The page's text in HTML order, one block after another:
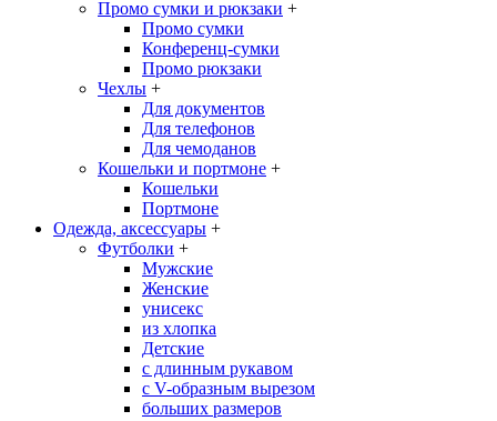
Промо сумки и рюкзаки +
Промо сумки
Конференц-сумки
Промо рюкзаки
Чехлы +
Для документов
Для телефонов
Для чемоданов
Кошельки и портмоне +
Кошельки
Портмоне
Одежда, аксессуары +
Футболки +
Мужские
Женские
унисекс
из хлопка
Детские
с длинным рукавом
с V-образным вырезом
больших размеров